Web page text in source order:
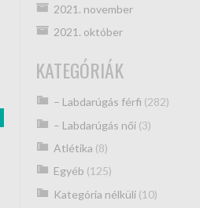
2021. november
2021. október
KATEGÓRIÁK
– Labdarúgás férfi (282)
– Labdarúgás női(3)
Atlétika (8)
Egyéb (125)
Kategória nélküli(10)